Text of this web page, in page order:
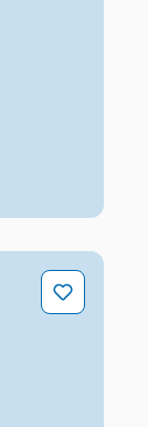
für Vorschulkinder